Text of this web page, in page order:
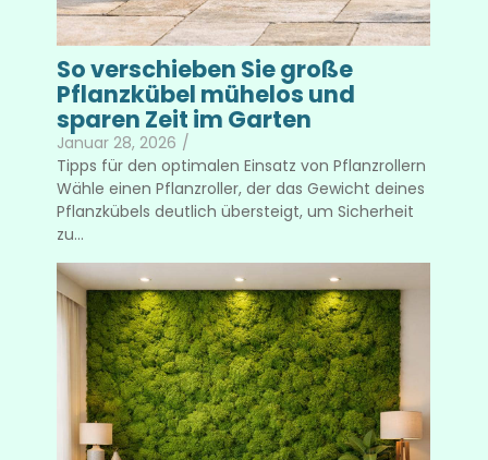
So verschieben Sie große
Pflanzkübel mühelos und
sparen Zeit im Garten
Januar 28, 2026 /
Tipps für den optimalen Einsatz von Pflanzrollern
Wähle einen Pflanzroller, der das Gewicht deines
Pflanzkübels deutlich übersteigt, um Sicherheit
zu...